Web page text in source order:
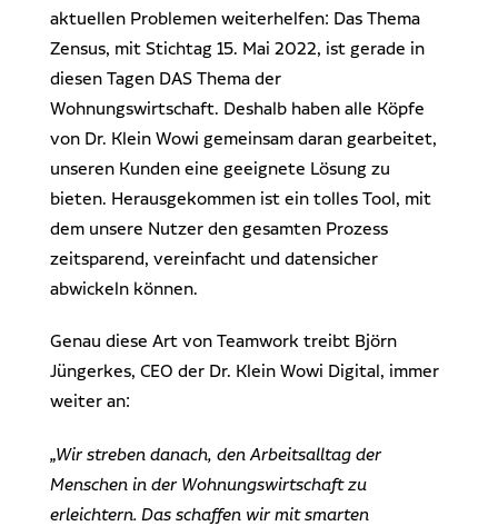
aktuellen Problemen weiterhelfen: Das Thema
Zensus, mit Stichtag 15. Mai 2022, ist gerade in
diesen Tagen DAS Thema der
Wohnungswirtschaft. Deshalb haben alle Köpfe
von Dr. Klein Wowi gemeinsam daran gearbeitet,
unseren Kunden eine geeignete Lösung zu
bieten. Herausgekommen ist ein tolles Tool, mit
dem unsere Nutzer den gesamten Prozess
zeitsparend, vereinfacht und datensicher
abwickeln können.
Genau diese Art von Teamwork treibt Björn
Jüngerkes, CEO der Dr. Klein Wowi Digital, immer
weiter an:
„Wir streben danach, den Arbeitsalltag der
Menschen in der Wohnungswirtschaft zu
erleichtern. Das schaffen wir mit smarten